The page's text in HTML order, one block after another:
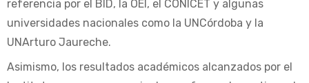
referencia por el BID, la OEI, el CONICET y algunas
universidades nacionales como la UNCórdoba y la
UNArturo Jaureche.
Asimismo, los resultados académicos alcanzados por el